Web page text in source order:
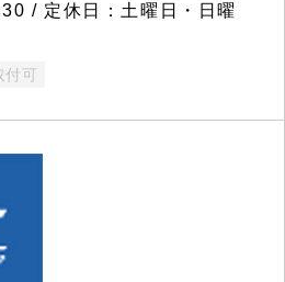
/ 定休日：土曜日・日曜
付可